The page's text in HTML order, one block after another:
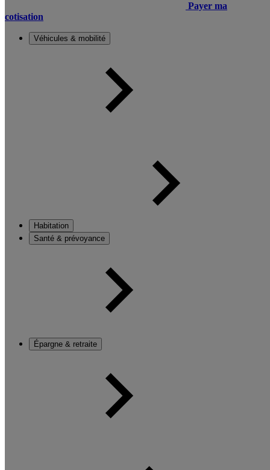
Payer ma
cotisation
Véhicules & mobilité
Habitation
Santé & prévoyance
Épargne & retraite